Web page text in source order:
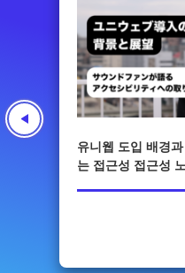
유니웹 도입 배경
는 접근성 접근성